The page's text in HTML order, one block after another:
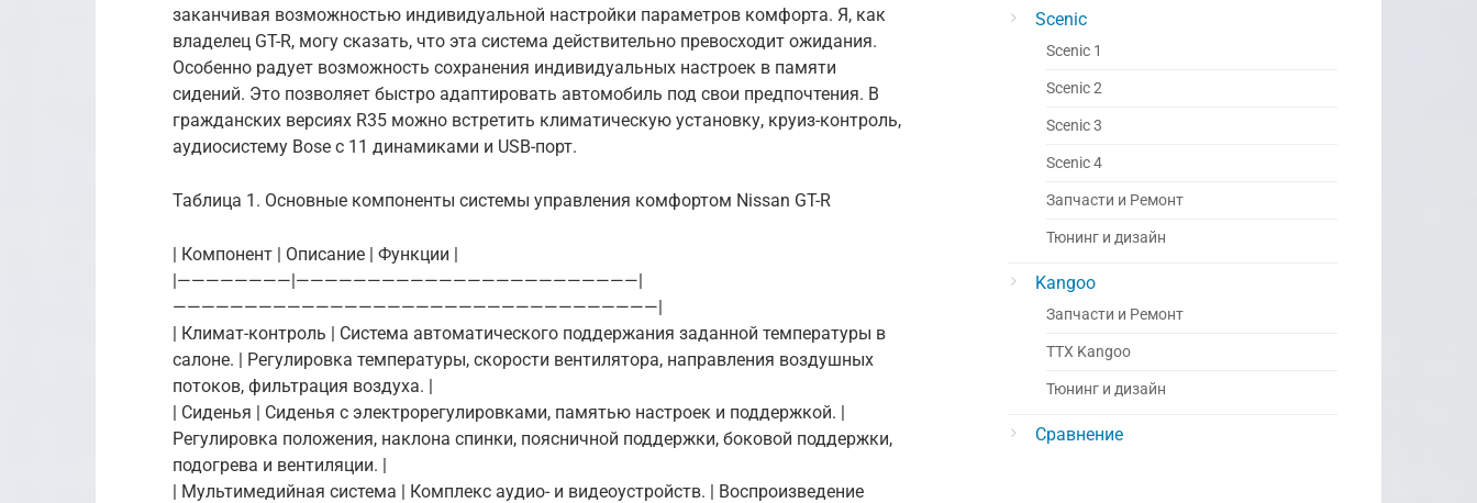
заканчивая возможностью индивидуальной настройки параметров комфорта. Я, как
владелец GT-R, могу сказать, что эта система действительно превосходит ожидания.
Особенно радует возможность сохранения индивидуальных настроек в памяти
сидений. Это позволяет быстро адаптировать автомобиль под свои предпочтения. В
гражданских версиях R35 можно встретить климатическую установку, круиз-контроль,
аудиосистему Bose с 11 динамиками и USB-порт.
Таблица 1. Основные компоненты системы управления комфортом Nissan GT-R
| Компонент | Описание | Функции |
|————————|————————————————————————|
——————————————————————————————————|
| Климат-контроль | Система автоматического поддержания заданной температуры в
салоне. | Регулировка температуры, скорости вентилятора, направления воздушных
потоков, фильтрация воздуха. |
| Сиденья | Сиденья с электрорегулировками, памятью настроек и поддержкой. |
Регулировка положения, наклона спинки, поясничной поддержки, боковой поддержки,
подогрева и вентиляции. |
| Мультимедийная система | Комплекс аудио- и видеоустройств. | Воспроизведение
Scenic
Scenic 1
Scenic 2
Scenic 3
Scenic 4
Запчасти и Ремонт
Тюнинг и дизайн
Kangoo
Запчасти и Ремонт
ТТХ Kangoo
Тюнинг и дизайн
Сравнение